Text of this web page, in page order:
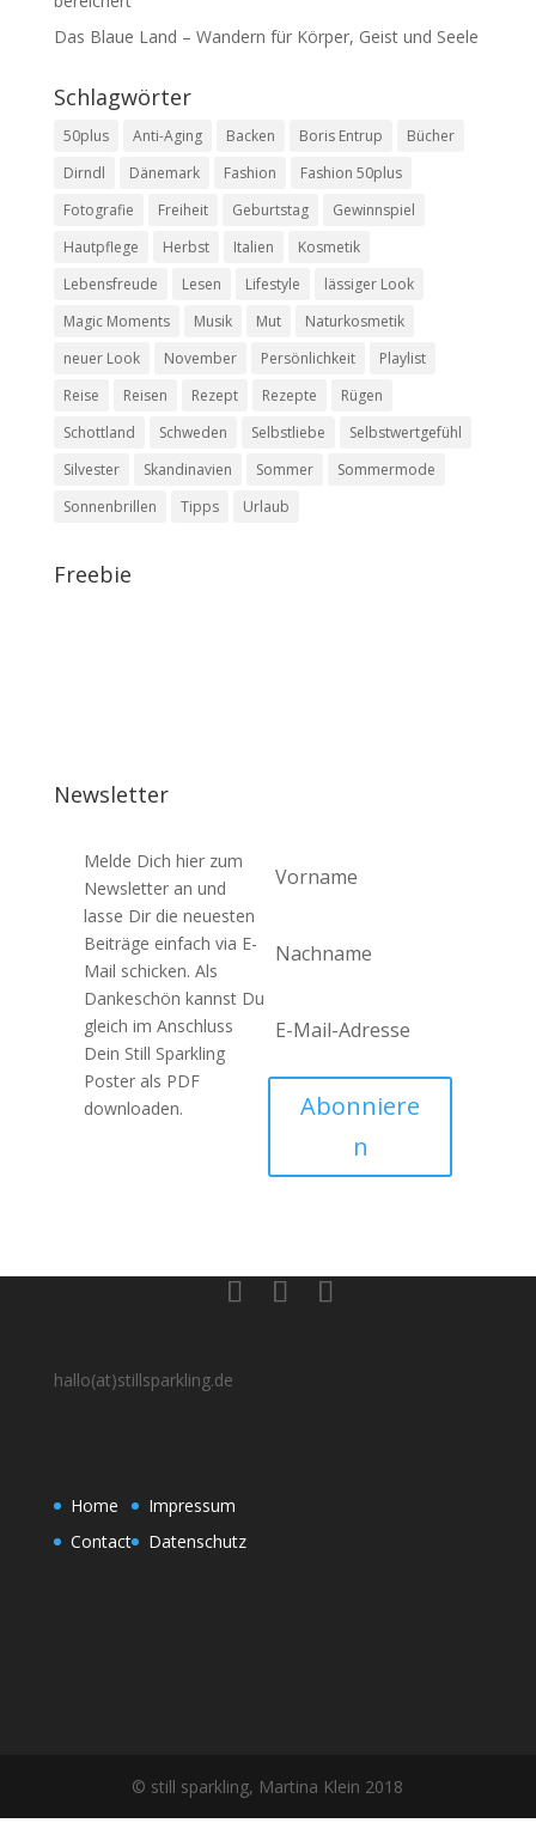
Das Blaue Land – Wandern für Körper, Geist und Seele
Schlagwörter
50plus Anti-Aging Backen Boris Entrup
Bücher
Dirndl
Dänemark Fashion
Fashion 50plus
Fotografie
Freiheit Geburtstag
Gewinnspiel
Hautpflege
Herbst Italien
Kosmetik
Lebensfreude
Lesen Lifestyle
lässiger Look
Magic Moments
Musik Mut
Naturkosmetik
neuer Look
November Persönlichkeit
Playlist
Reise
Reisen Rezept Rezepte
Rügen
Schottland
Schweden Selbstliebe
Selbstwertgefühl
Silvester
Skandinavien Sommer
Sommermode
Sonnenbrillen
Tipps Urlaub
Freebie
Newsletter
Melde Dich hier zum
Newsletter an und
lasse Dir die neuesten
Beiträge einfach via E-
Mail schicken. Als
Dankeschön kannst Du
gleich im Anschluss
Dein Still Sparkling
Poster als PDF
downloaden.
Abonniere
n
hallo(at)stillsparkling.de
Home
Contact
Impressum
Datenschutz
© still sparkling, Martina Klein 2018